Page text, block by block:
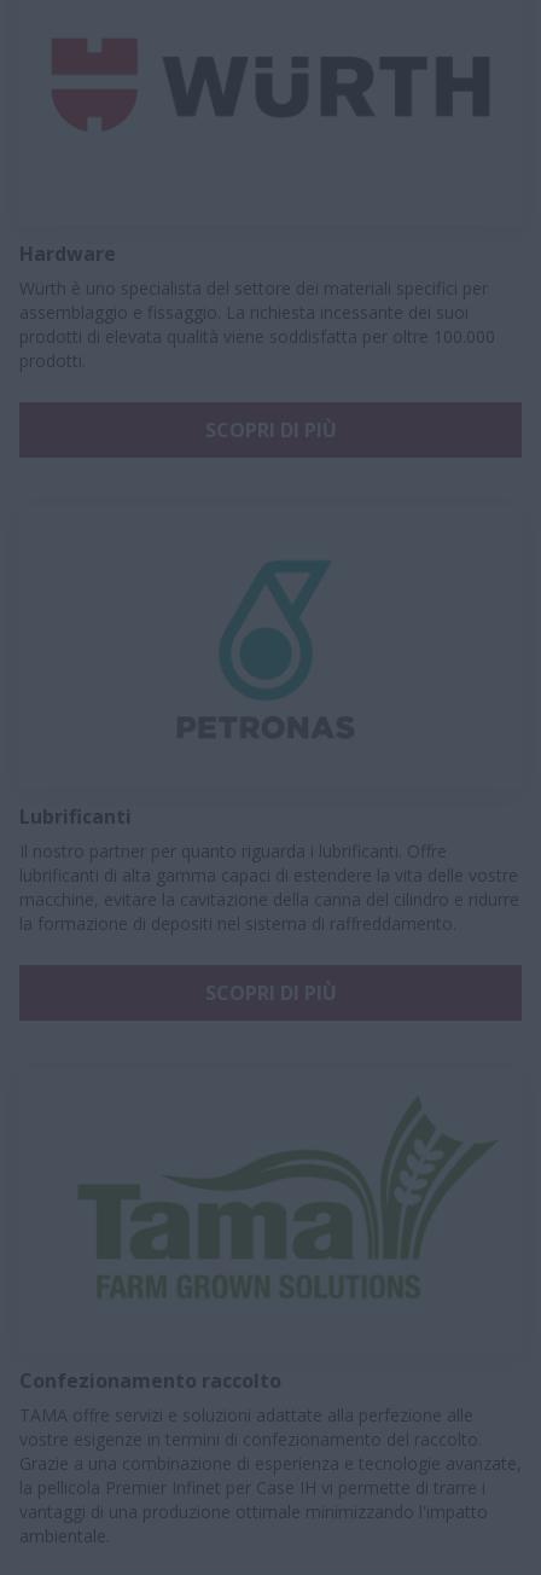
Hardware
Würth è uno specialista del settore dei materiali specifici per
assemblaggio e fissaggio. La richiesta incessante dei suoi
prodotti di elevata qualità viene soddisfatta per oltre 100.000
prodotti.
Lubrificanti
Il nostro partner per quanto riguarda i lubrificanti. Offre
lubrificanti di alta gamma capaci di estendere la vita delle vostre
macchine, evitare la cavitazione della canna del cilindro e ridurre
la formazione di depositi nel sistema di raffreddamento.
Confezionamento raccolto
TAMA offre servizi e soluzioni adattate alla perfezione alle
vostre esigenze in termini di confezionamento del raccolto.
Grazie a una combinazione di esperienza e tecnologie avanzate,
la pellicola Premier Infinet per Case IH vi permette di trarre i
vantaggi di una produzione ottimale minimizzando l'impatto
ambientale.